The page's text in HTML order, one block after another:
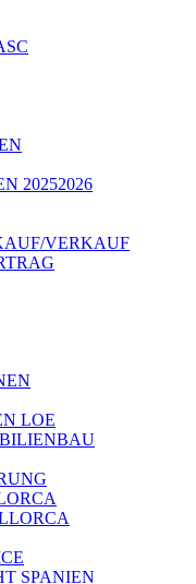
20252026
VERKAUF
LOE
SPANIEN